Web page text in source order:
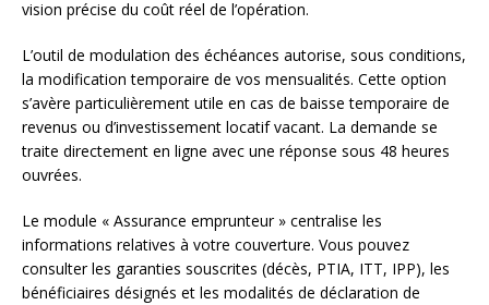
vision précise du coût réel de l’opération.
L’outil de modulation des échéances autorise, sous conditions,
la modification temporaire de vos mensualités. Cette option
s’avère particulièrement utile en cas de baisse temporaire de
revenus ou d’investissement locatif vacant. La demande se
traite directement en ligne avec une réponse sous 48 heures
ouvrées.
Le module « Assurance emprunteur » centralise les
informations relatives à votre couverture. Vous pouvez
consulter les garanties souscrites (décès, PTIA, ITT, IPP), les
bénéficiaires désignés et les modalités de déclaration de